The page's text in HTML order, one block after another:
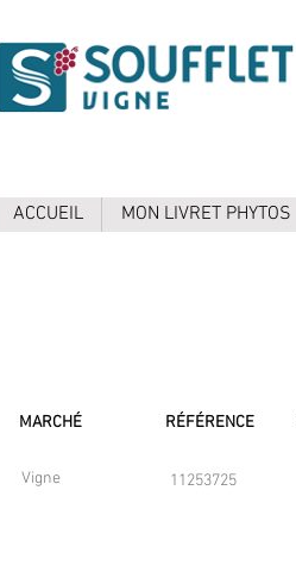
ACCUEIL MON LIVRET PHYTOS
MARCHÉ RÉFÉRENCE
Vigne 11253725